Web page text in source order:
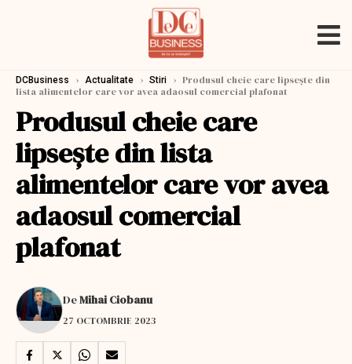
DCBusiness › Actualitate › Stiri › Produsul cheie care lipseşte din
lista alimentelor care vor avea adaosul comercial plafonat
Produsul cheie care
lipseşte din lista
alimentelor care vor avea
adaosul comercial
plafonat
DeMihai Ciobanu
27 OCTOMBRIE 2023